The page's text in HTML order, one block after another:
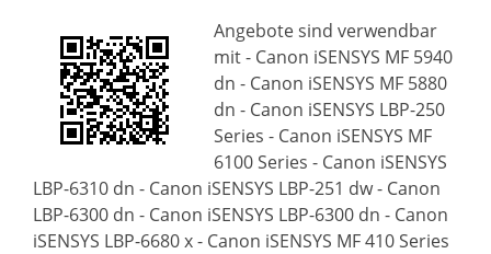
Angebote sind verwendbar
mit - Canon iSENSYS MF 5940
dn - Canon iSENSYS MF 5880
dn - Canon iSENSYS LBP-250
Series - Canon iSENSYS MF
6100 Series - Canon iSENSYS
LBP-6310 dn - Canon iSENSYS LBP-251 dw - Canon
LBP-6300 dn - Canon iSENSYS LBP-6300 dn - Canon
iSENSYS LBP-6680 x - Canon iSENSYS MF 410 Series